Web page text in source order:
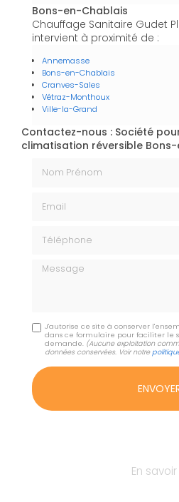
Bons-en-Chablais
Chauffage Sanitaire Gudet
intervient à proximité de :
Annemasse
Bons-en-Chablais
Cranves-Sales
Vétraz-Monthoux
Ville-la-Grand
Contactez-nous : Société
climatisation réversible
Message
J'autorise ce site à conserver
dans ce formulaire pour faciliter le
demande. (Aucune exploitation
données conservées. Voir notre
En